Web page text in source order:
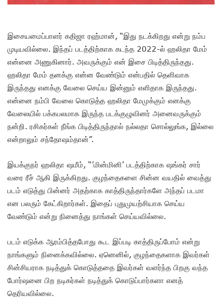
இசையமைப்பாளர் கதிஜா ரஹ்மான், “இது நடக்கிறது என்று நம்ப
முடியவில்லை. இந்தப் படத்திற்காக கடந்த 2022-ல் ஹலிதா மேம்
என்னை அணுகினார். அவருக்கும் என் இசை பிடித்திருந்தது.
ஹலிதா மேம் தனக்கு என்ன வேண்டும் என்பதில் தெளிவாக
இருந்தது எனக்கு வேலை செய்ய இன்னும் எளிதாக இருந்தது.
என்னை நம்பி வேலை கொடுத்த ஹலிதா மேமுக்கும் எனக்கு
வேலையில் பக்கபலமாக இருந்த படக்குழுவினர் அனைவருக்கும்
நன்றி. ரசிகர்கள் நீங்க பிடித்திருந்தால் நல்லதா சொல்லுங்க, இல்லை
என்றாலும் சந்தோஷம்தான்”.
இயக்குநர் ஹலிதா ஷமீம், “’மின்மினி’ படத்திற்காக ஷங்கர் சார்
வரை ரீச் ஆகி இருக்கிறது. குழந்தைகளை சின்ன வயதில் வைத்து
படம் எடுத்து பின்னர் அதற்காக காத்திருந்தார்களே அந்தப் படமா
என பலரும் கேட்கிறார்கள். இதைப் புதுமுயற்சியாக செய்ய
வேண்டும் என்று நினைத்து நாங்கள் செய்யவில்லை.
படம் எடுக்க ஆரம்பித்தபோது கூட இப்படி காத்திருப்போம் என்று
நாங்களும் நினைக்கவில்லை. ஏனெனில், குழந்தைகளாக இவர்கள்
சின்சியராக நடித்துக் கொடுத்ததை இவர்கள் வளர்ந்த பிறகு வந்த
போர்ஷனை பிற நடிகர்கள் நடித்துக் கொடுப்பார்களா எனத்
தெரியவில்லை.